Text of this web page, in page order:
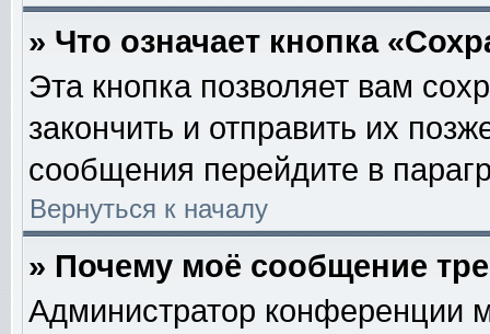
» Что означает кнопка
Эта кнопка позволяет вам
закончить и отправить их
сообщения перейдите в
Вернуться к началу
» Почему моё сообщение
Администратор конференции